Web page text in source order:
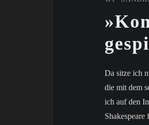
Da sitze ich
die mit dem
ich auf den